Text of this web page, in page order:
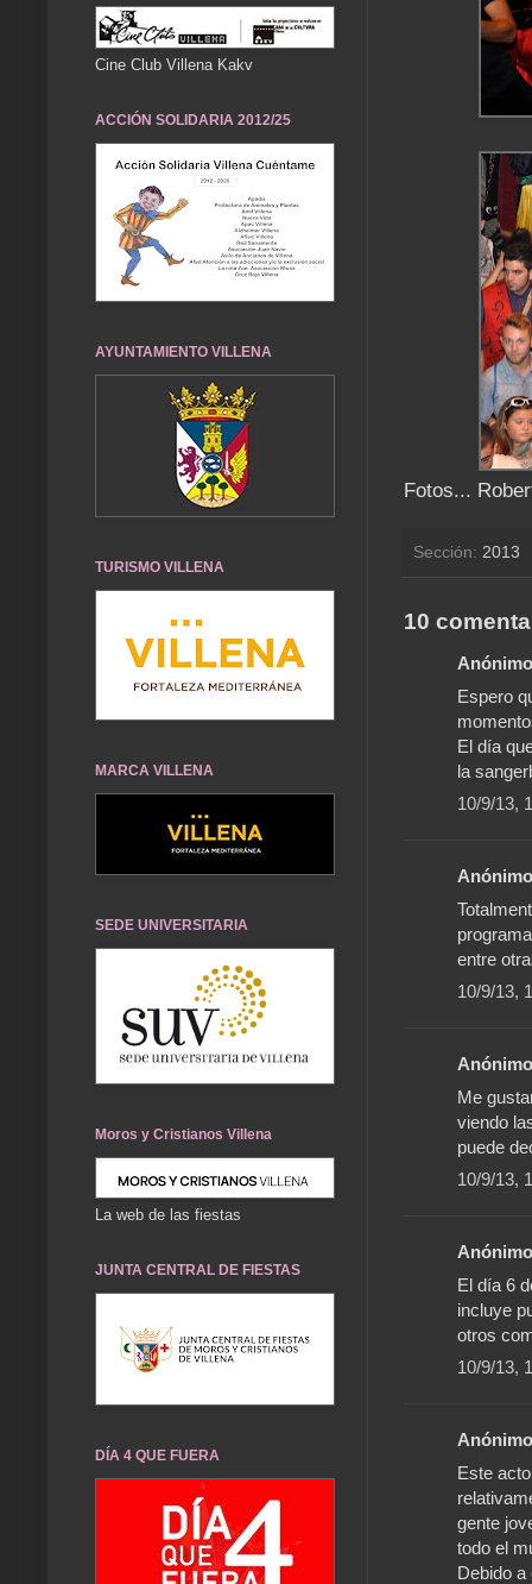
Fotos...
Sección: 2013
10
Espero
El día
la
10/9/13,
entre
10/9/13,
Me
viendo
puede
10/9/13,
El día 6
incluye
otros
10/9/13,
Este
gente
todo el
Debido
Cine Club Villena Kakv
ACCIÓN SOLIDARIA 2012/25
AYUNTAMIENTO VILLENA
TURISMO VILLENA
MARCA VILLENA
SEDE UNIVERSITARIA
Moros y Cristianos Villena
La web de las fiestas
JUNTA CENTRAL DE FIESTAS
DÍA 4 QUE FUERA